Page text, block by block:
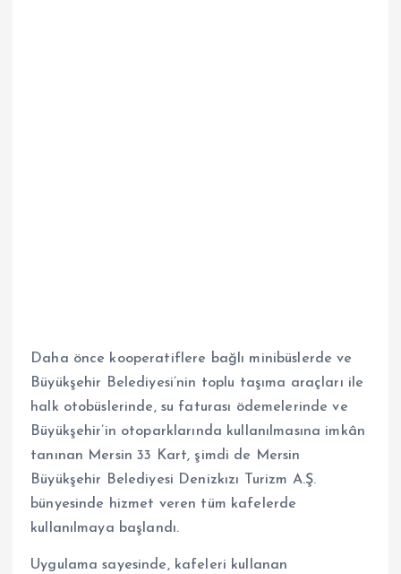
Daha önce kooperatiflere bağlı minibüslerde ve
Büyükşehir Belediyesi’nin toplu taşıma araçları ile
halk otobüslerinde, su faturası ödemelerinde ve
Büyükşehir’in otoparklarında kullanılmasına imkân
tanınan Mersin 33 Kart, şimdi de Mersin
Büyükşehir Belediyesi Denizkızı Turizm A.Ş.
bünyesinde hizmet veren tüm kafelerde
kullanılmaya başlandı.
Uygulama sayesinde, kafeleri kullanan